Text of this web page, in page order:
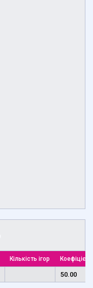
Кількість ігор
50.00